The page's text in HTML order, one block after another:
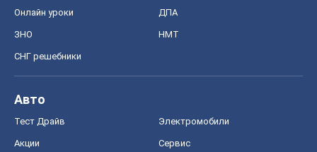
Онлайн уроки ДПА
ЗНО НМТ
СНГ решебники
Авто
Тест Драйв Электромобили
Акции Сервис